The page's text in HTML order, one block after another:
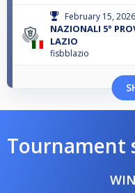
February 15, 2026
NAZIONALI 5°
LAZIO
fisbblazio
Tournament